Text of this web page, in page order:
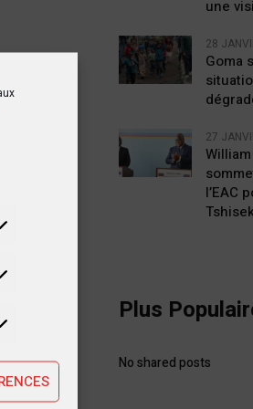
une
28
Goma
27
l’EAC
Plus
No shared posts